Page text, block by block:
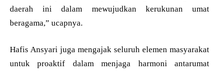
daerah ini dalam mewujudkan kerukunan umat
beragama,” ucapnya.
Hafis Ansyari juga mengajak seluruh elemen masyarakat
untuk proaktif dalam menjaga harmoni antarumat